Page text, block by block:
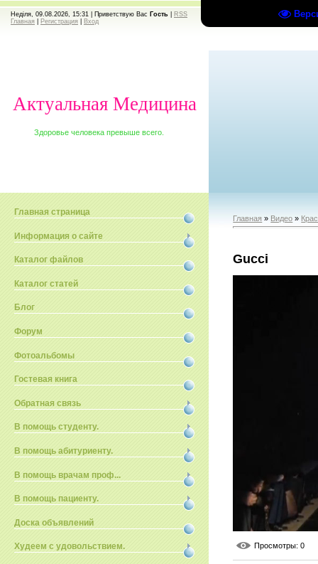
Неділя, 09.08.2026, 15:31 | Приветствую Вас Гость
RSS
Главная
Регистрация Вход
Актуальная Медицина
Здоровье человека превыше всего.
Главная страница
Информация о сайте
Каталог файлов
Каталог статей
Блог
Форум
Фотоальбомы
Гостевая книга
Обратная связь
В помощь студенту.
В помощь абитуриенту.
В помощь врачам проф...
В помощь пациенту.
Доска объявлений
Худеем с удовольствием.
Главная » Видео »
Gucci
Просмотры: 0